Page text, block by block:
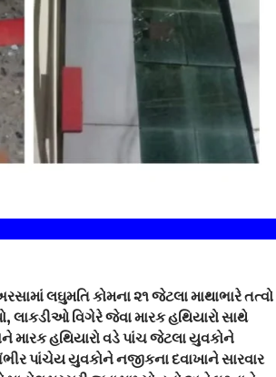
લઘુમતિ કોમના ૨૧ જેટલા માથાભારે તત્વો
લાકડીઓ વિગેરે જેવા મારક હથિયારો સાથે
હથિયારો વડે પાંચ જેટલા યુવકોને
પાંચેય યુવકોને નજીકના દવાખાને સારવાર